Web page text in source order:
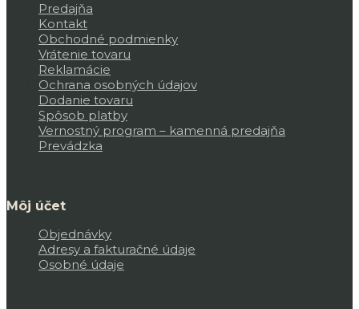
Predajňa
Kontakt
Obchodné podmienky
Vrátenie tovaru
Reklamácie
Ochrana osobných údajov
Dodanie tovaru
Spôsob platby
Vernostný program – kamenná predajňa
Prevádzka
Môj účet
Objednávky
Adresy a fakturačné údaje
Osobné údaje